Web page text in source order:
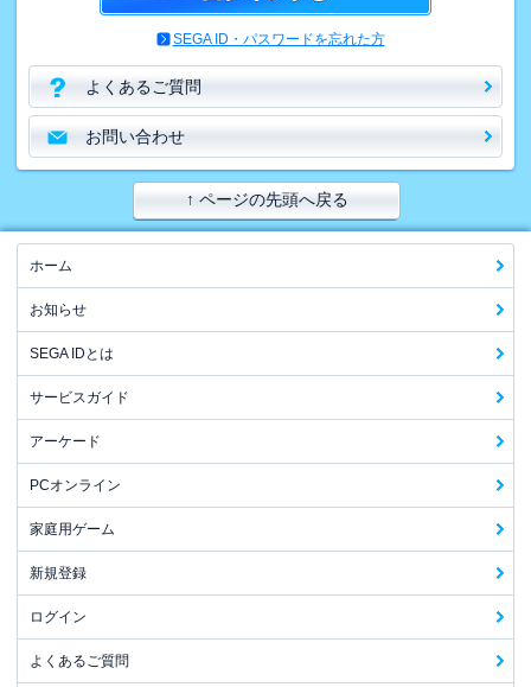
SEGA ID・パスワードを忘れた方
よくあるご質問
お問い合わせ
↑ ページの先頭へ戻る
ホーム
お知らせ
SEGA IDとは
サービスガイド
アーケード
PCオンライン
家庭用ゲーム
新規登録
ログイン
よくあるご質問